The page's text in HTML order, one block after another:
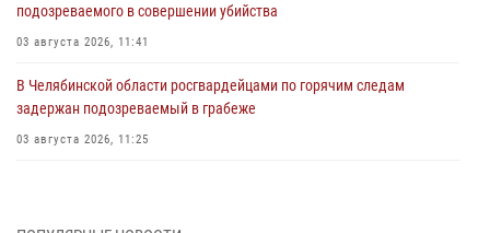
подозреваемого в совершении убийства
03 августа 2026, 11:41
В Челябинской области росгвардейцами по горячим следам
задержан подозреваемый в грабеже
03 августа 2026, 11:25